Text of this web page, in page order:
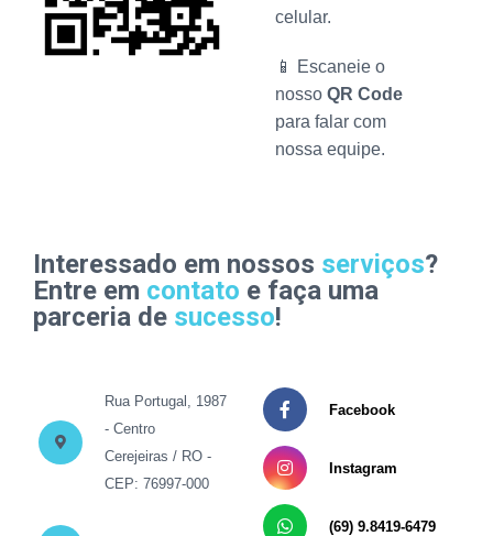
celular.
📱 Escaneie o
nosso QR Code
para falar com
nossa equipe.
Interessado em nossos serviços?
Entre em contato e faça uma
parceria de sucesso!
Rua Portugal, 1987
- Centro
Cerejeiras / RO -
CEP: 76997-000
Facebook
Instagram
(69) 9.8419-6479